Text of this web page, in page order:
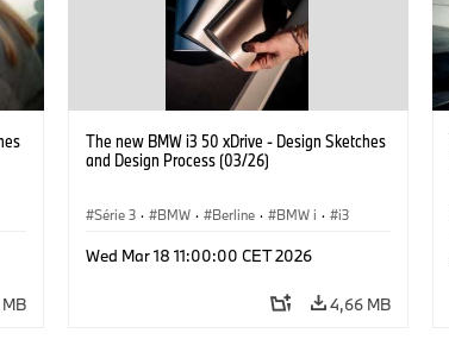
The new BMW i3 50 xDrive - Design Sketches
and Design Process (03/26)
Série 3 · BMW · Berline · BMW i · i3
Wed Mar 18 11:00:00 CET 2026
4,66 MB